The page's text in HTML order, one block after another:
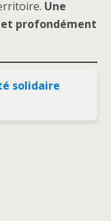
Une
profondément
solidaire